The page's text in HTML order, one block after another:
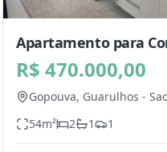
Apartamento para
Guarulhos - SP
R$ 470.000,00
Gopouva, Guarulhos -
54m² 2 1 1